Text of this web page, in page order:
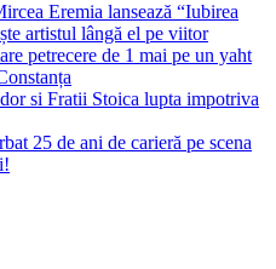
Eremia lansează “Iubirea
artistul lângă el pe viitor
petrecere de 1 mai pe un yaht
si Fratii Stoica lupta impotriva
25 de ani de carieră pe scena